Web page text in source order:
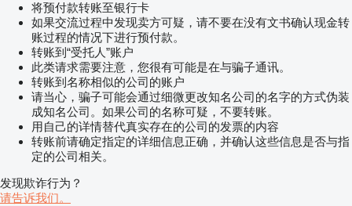
将预付款转账至银行卡
如果交流过程中发现卖方可疑，请不要在没有文书确认现金转
账过程的情况下进行预付款。
转账到“受托人”账户
此类请求需要注意，您很有可能是在与骗子通讯。
转账到名称相似的公司的账户
请当心，骗子可能会通过细微更改知名公司的名字的方式伪装
成知名公司。如果公司的名称可疑，不要转账。
用自己的详情替代真实存在的公司的发票的内容
转账前请确定指定的详细信息正确，并确认这些信息是否与指
定的公司相关。
发现欺诈行为？
请告诉我们。